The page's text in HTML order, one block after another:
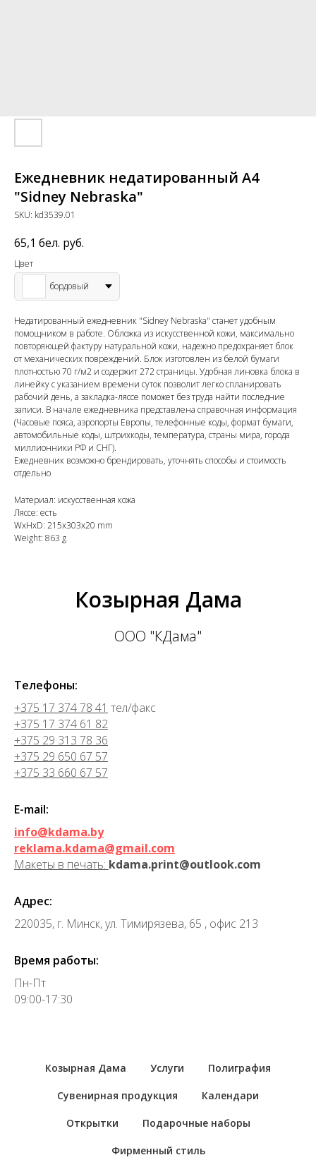
Ежедневник недатированный А4
"Sidney Nebraska"
SKU: kd3539.01
65,1 бел. руб.
Цвет
бордовый
Недатированный ежедневник "Sidney Nebraska" станет удобным
помощником в работе. Обложка из искусственной кожи, максимально
повторяющей фактуру натуральной кожи, надежно предохраняет блок
от механических повреждений. Блок изготовлен из белой бумаги
плотностью 70 г/м2 и содержит 272 страницы. Удобная линовка блока в
линейку с указанием времени суток позволит легко спланировать
рабочий день, а закладка-ляссе поможет без труда найти последние
записи. В начале ежедневника представлена справочная информация
(Часовые пояса, аэропорты Европы, телефонные коды, формат бумаги,
автомобильные коды, штрихкоды, температура, страны мира, города
миллионники РФ и СНГ).
Ежедневник возможно брендировать, уточнять способы и стоимость
отдельно
Материал: искусственная кожа
Ляссе: есть
WxHxD: 215x303x20 mm
Weight: 863 g
Козырная Дама
ООО "КДама"
Телефоны:
+375 17 374 78 41 тел/факс
+375 17 374 61 82
+375 29 313 78 36
+375 29 650 67 57
+375 33 660 67 57
E-mail:
info@kdama.by
reklama.kdama@gmail.com
Макеты в печать: kdama.print@outlook.com
Адрес:
220035, г. Минск, ул. Тимирязева, 65 , офис 213
Время работы:
Пн-Пт
09:00-17:30
Козырная Дама Услуги Полиграфия
Сувенирная продукция Календари
Открытки Подарочные наборы
Фирменный стиль